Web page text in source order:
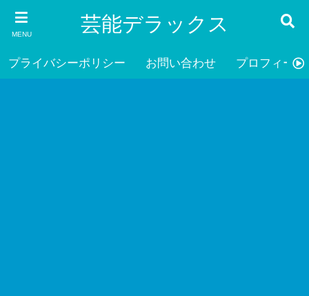
MENU 芸能デラックス
プライバシーポリシー お問い合わせ プロフィール